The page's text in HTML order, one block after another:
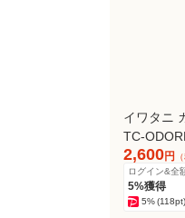
イワタニ
TC-
2,600円
ログイン&全
5%獲得
5%(118pt)